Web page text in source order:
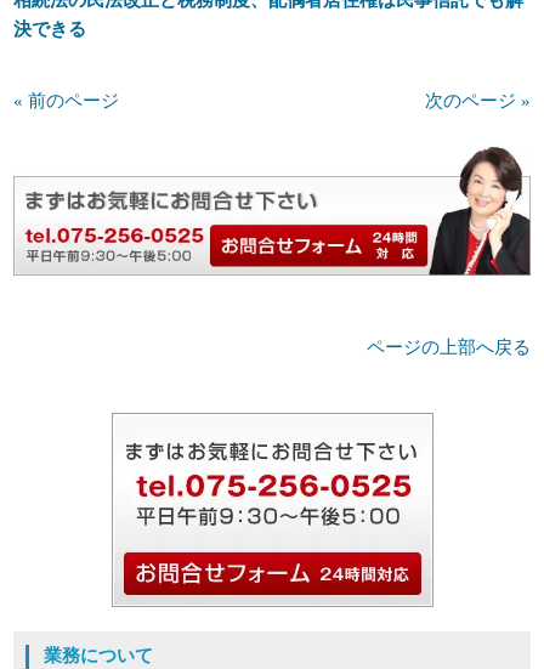
決できる
« 前のページ 次のページ »
ページの上部へ戻る
業務について